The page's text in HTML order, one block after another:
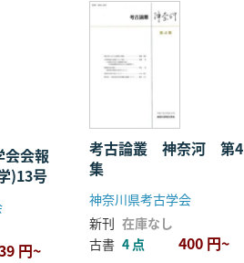
会会報
)13号
円~
考古論叢 神奈河 第4
集
神奈川県考古学会
新刊 在庫なし
古書 4 点 400 円~